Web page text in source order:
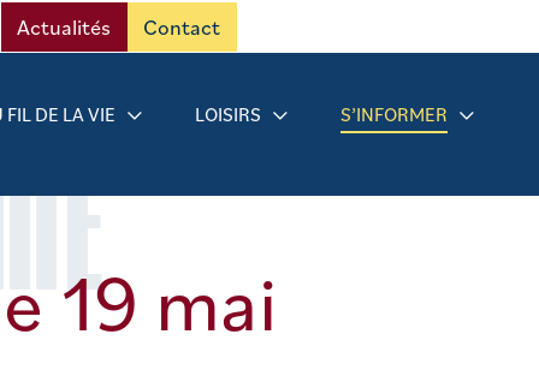
Contact
Actualités
FIL DE LA VIE LOISIRS S’INFORMER
19 mai